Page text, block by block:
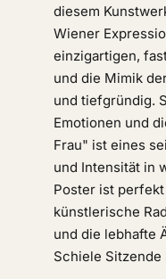
diesem
Wiener
einzigartigen,
und die Mimik
und tiefgründig.
Emotionen und
Frau" ist eines
und Intensität in
Poster ist
künstlerische
und die lebhafte
Schiele Sitzende